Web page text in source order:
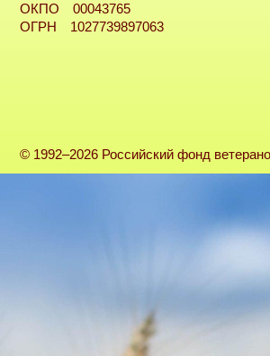
ОКПО 00043765
ОГРН 1027739897063
© 1992–2026 Российский фонд